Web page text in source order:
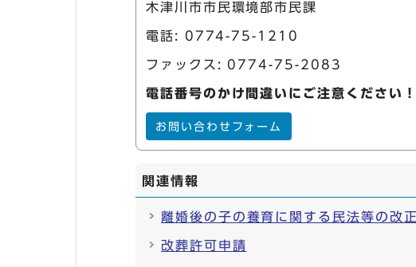
木津川市市民環境部市民課
電話: 0774-75-1210
ファックス: 0774-75-2083
電話番号のかけ間違いにご注意ください！
お問い合わせフォーム
関連情報
離婚後の子の養育に関する民法等の改
改葬許可申請